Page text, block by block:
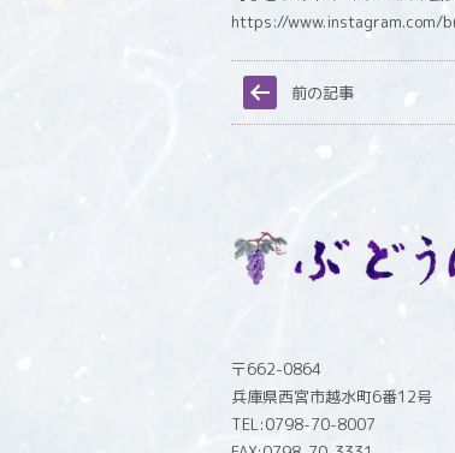
https://www.instagram.com/
前の記事
〒662-0864
兵庫県西宮市越水町6番12号
TEL:0798-70-8007